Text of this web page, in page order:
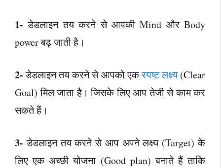
1- डेडलाइन तय करने से आपकी Mind और Body
power बढ़ जाती है।
2-डेडलाइन तय करने से आपको एकस्पष्ट लक्ष्य(Clear
Goal) मिल जाता है। जिसके लिए आप तेजी से काम कर
सकते हैं।
3- डेडलाइन तय करने से आप अपने लक्ष्य (Target) के
लिए एक अच्छी योजना (Good plan) बनाते हैं ताकि